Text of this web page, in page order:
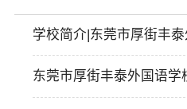
学校简介|东莞市厚街丰泰
东莞市厚街丰泰外国语学